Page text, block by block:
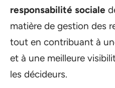
responsabilité sociale
matière de gestion des
tout en contribuant à
et à une meilleure
les décideurs.